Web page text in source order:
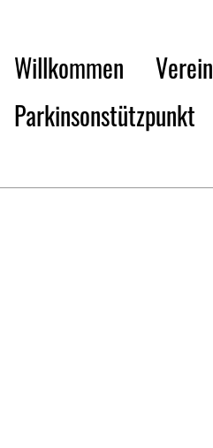
Willkommen Verein
Parkinsonstützpunkt